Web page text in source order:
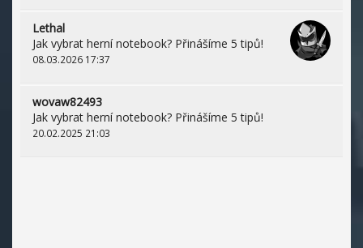
Lethal
Jak vybrat herní notebook? Přinášíme 5 tipů!
08.03.2026 17:37
wovaw82493
Jak vybrat herní notebook? Přinášíme 5 tipů!
20.02.2025 21:03